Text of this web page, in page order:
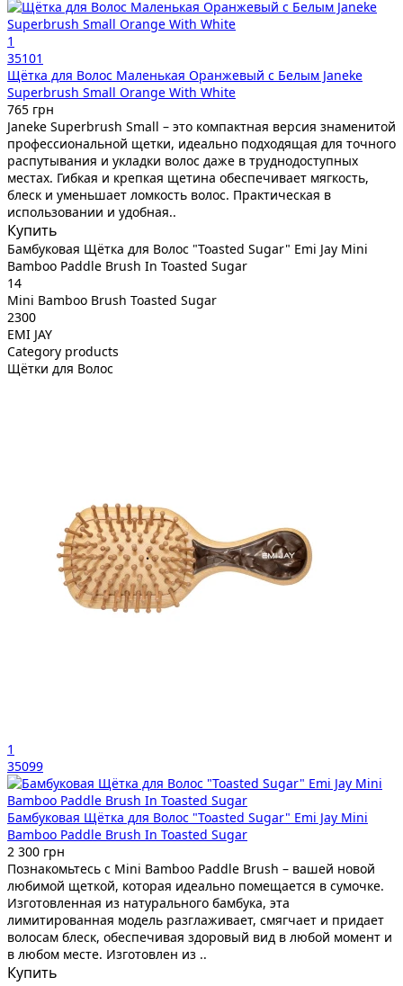
1
35101
Щётка для Волос Маленькая Оранжевый с Белым Janeke
Superbrush Small Orange With White
765 грн
Janeke Superbrush Small – это компактная версия знаменитой
профессиональной щетки, идеально подходящая для точного
распутывания и укладки волос даже в труднодоступных
местах. Гибкая и крепкая щетина обеспечивает мягкость,
блеск и уменьшает ломкость волос. Практическая в
использовании и удобная..
Купить
Бамбуковая Щётка для Волос "Toasted Sugar" Emi Jay Mini
Bamboo Paddle Brush In Toasted Sugar
14
Mini Bamboo Brush Toasted Sugar
2300
EMI JAY
Category products
Щётки для Волос
1
35099
Бамбуковая Щётка для Волос "Toasted Sugar" Emi Jay Mini
Bamboo Paddle Brush In Toasted Sugar
2 300 грн
Познакомьтесь с Mini Bamboo Paddle Brush – вашей новой
любимой щеткой, которая идеально помещается в сумочке.
Изготовленная из натурального бамбука, эта
лимитированная модель разглаживает, смягчает и придает
волосам блеск, обеспечивая здоровый вид в любой момент и
в любом месте. Изготовлен из ..
Купить